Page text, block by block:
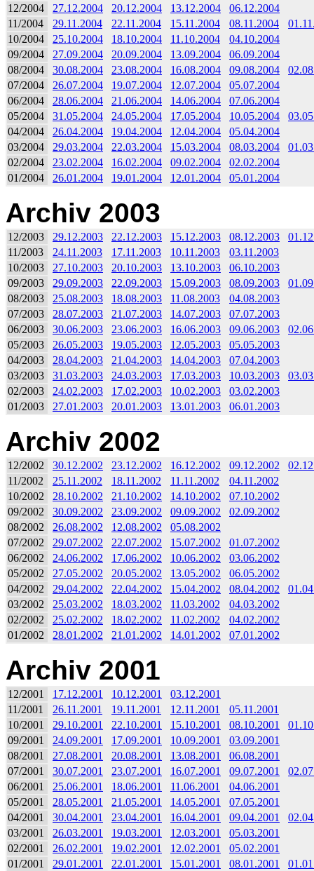
12/2004 27.12.2004 20.12.2004 13.12.2004
06.12.2004
11/2004
29.11.2004 22.11.2004 15.11.2004 08.11.2004
10/2004
25.10.2004 18.10.2004 11.10.2004
04.10.2004
09/2004
27.09.2004 20.09.2004 13.09.2004
06.09.2004
08/2004
30.08.2004 23.08.2004 16.08.2004 09.08.2004
07/2004
26.07.2004 19.07.2004 12.07.2004
05.07.2004
06/2004
28.06.2004 21.06.2004 14.06.2004
07.06.2004
05/2004
31.05.2004 24.05.2004 17.05.2004 10.05.2004
04/2004
26.04.2004 19.04.2004 12.04.2004
05.04.2004
03/2004
29.03.2004 22.03.2004 15.03.2004 08.03.2004
02/2004
23.02.2004 16.02.2004 09.02.2004
02.02.2004
01/2004
26.01.2004 19.01.2004 12.01.2004 05.01.2004
Archiv 2003
12/2003 29.12.2003 22.12.2003 15.12.2003 08.12.2003
11/2003
24.11.2003 17.11.2003 10.11.2003
03.11.2003
10/2003
27.10.2003 20.10.2003 13.10.2003
06.10.2003
09/2003
29.09.2003 22.09.2003 15.09.2003 08.09.2003
08/2003
25.08.2003 18.08.2003 11.08.2003
04.08.2003
07/2003
28.07.2003 21.07.2003 14.07.2003
07.07.2003
06/2003
30.06.2003 23.06.2003 16.06.2003 09.06.2003
05/2003
26.05.2003 19.05.2003 12.05.2003
05.05.2003
04/2003
28.04.2003 21.04.2003 14.04.2003
07.04.2003
03/2003
31.03.2003 24.03.2003 17.03.2003 10.03.2003
02/2003
24.02.2003 17.02.2003 10.02.2003
03.02.2003
01/2003
27.01.2003 20.01.2003 13.01.2003 06.01.2003
Archiv 2002
12/2002 30.12.2002 23.12.2002 16.12.2002 09.12.2002
11/2002
25.11.2002 18.11.2002 11.11.2002
04.11.2002
10/2002
28.10.2002 21.10.2002 14.10.2002
07.10.2002
09/2002
30.09.2002 23.09.2002 09.09.2002
02.09.2002
08/2002
26.08.2002 12.08.2002
05.08.2002
07/2002
29.07.2002 22.07.2002 15.07.2002
01.07.2002
06/2002
24.06.2002 17.06.2002 10.06.2002
03.06.2002
05/2002
27.05.2002 20.05.2002 13.05.2002
06.05.2002
04/2002
29.04.2002 22.04.2002 15.04.2002 08.04.2002
03/2002
25.03.2002 18.03.2002 11.03.2002
04.03.2002
02/2002
25.02.2002 18.02.2002 11.02.2002
04.02.2002
01/2002
28.01.2002 21.01.2002 14.01.2002 07.01.2002
Archiv 2001
12/2001 17.12.2001 10.12.2001
03.12.2001
11/2001
26.11.2001 19.11.2001 12.11.2001
05.11.2001
10/2001
29.10.2001 22.10.2001 15.10.2001 08.10.2001
09/2001
24.09.2001 17.09.2001 10.09.2001
03.09.2001
08/2001
27.08.2001 20.08.2001 13.08.2001
06.08.2001
07/2001
30.07.2001 23.07.2001 16.07.2001 09.07.2001
06/2001
25.06.2001 18.06.2001 11.06.2001
04.06.2001
05/2001
28.05.2001 21.05.2001 14.05.2001
07.05.2001
04/2001
30.04.2001 23.04.2001 16.04.2001 09.04.2001
03/2001
26.03.2001 19.03.2001 12.03.2001
05.03.2001
02/2001
26.02.2001 19.02.2001 12.02.2001
05.02.2001
01/2001
29.01.2001 22.01.2001 15.01.2001 08.01.2001